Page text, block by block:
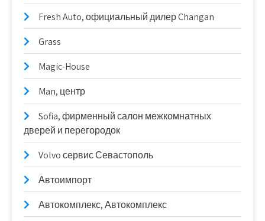
Fresh Auto, официальный дилер Changan
Grass
Magic-House
Man, центр
Sofia, фирменный салон межкомнатных
дверей и перегородок
Volvo сервис Севастополь
Автоимпорт
Автокомплекс, Автокомплекс